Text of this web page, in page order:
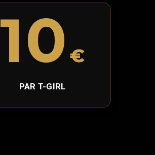
10 €
PAR T-GIRL